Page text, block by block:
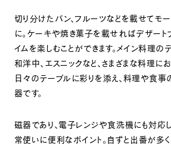
切り分けたパン、フルーツなどを載せてモ
に。ケーキや焼き菓子を載せればデザート
イムを楽しむことができます。メイン料理のデ
和洋中、エスニックなど、さまざまな料理に
日々のテーブルに彩りを添え、料理や食事
器です。
磁器であり、電子レンジや食洗機にも対応
常使いに便利なポイント。自ずと出番が多く